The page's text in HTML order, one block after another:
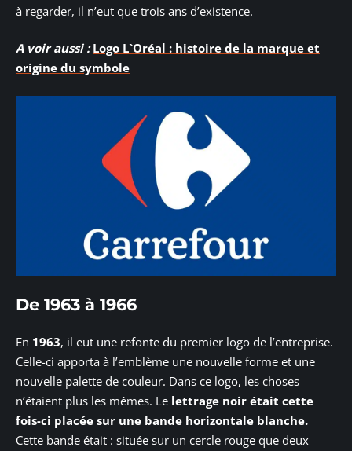
à regarder, il n’eut que trois ans d’existence.
A voir aussi : Logo L`Oréal : histoire de la marque et
origine du symbole
De 1963 à 1966
En 1963, il eut une refonte du premier logo de l’entreprise.
Celle-ci apporta à l’emblème une nouvelle forme et une
nouvelle palette de couleur. Dans ce logo, les choses
n’étaient plus les mêmes. Le lettrage noir était cette
fois-ci placée sur une bande horizontale blanche.
Cette bande était : située sur un cercle rouge que deux